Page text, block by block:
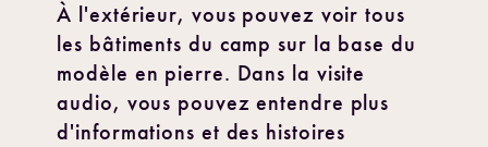
À l'extérieur, vous pouvez voir tous
les bâtiments du camp sur la base du
modèle en pierre. Dans la visite
audio, vous pouvez entendre plus
d'informations et des histoires